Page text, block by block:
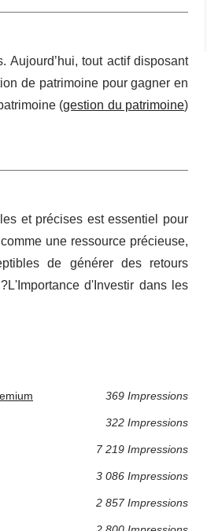
Aujourd’hui, tout actif disposant
de patrimoine pour gagner en
(gestion du patrimoine)
et précises est essentiel pour
une ressource précieuse,
de générer des retours
d'Investir dans les
369 Impressions
322 Impressions
7 219 Impressions
3 086 Impressions
2 857 Impressions